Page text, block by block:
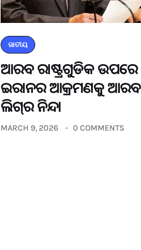
ଜାତୀୟ
ଆରବ ରାଷ୍ଟ୍ରଗୁଡିକ ଉପରେ
ଇରାନର ଆକ୍ରମଣକୁ ଆରବ
ଲିଗ୍‌ର ନିନ୍ଦା
MARCH 9, 2026 0 COMMENTS